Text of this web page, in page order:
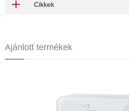
Cikkek
Ajánlott termékek